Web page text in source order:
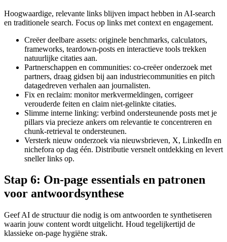
Hoogwaardige, relevante links blijven impact hebben in AI-search
en traditionele search. Focus op links met context en engagement.
Creëer deelbare assets: originele benchmarks, calculators,
frameworks, teardown-posts en interactieve tools trekken
natuurlijke citaties aan.
Partnerschappen en communities: co-creëer onderzoek met
partners, draag gidsen bij aan industriecommunities en pitch
datagedreven verhalen aan journalisten.
Fix en reclaim: monitor merkvermeldingen, corrigeer
verouderde feiten en claim niet-gelinkte citaties.
Slimme interne linking: verbind ondersteunende posts met je
pillars via precieze ankers om relevantie te concentreren en
chunk-retrieval te ondersteunen.
Versterk nieuw onderzoek via nieuwsbrieven, X, LinkedIn en
nichefora op dag één. Distributie versnelt ontdekking en levert
sneller links op.
Stap 6: On-page essentials en patronen
voor antwoordsynthese
Geef AI de structuur die nodig is om antwoorden te synthetiseren
waarin jouw content wordt uitgelicht. Houd tegelijkertijd de
klassieke on-page hygiëne strak.